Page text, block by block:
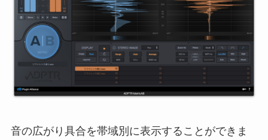
音の広がり具合を帯域別に表示することができま